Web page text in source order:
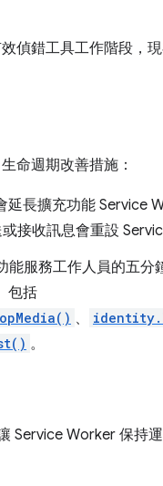
偵錯工具工作階段，
命週期改善措施：
延長擴充功能 Service
接收訊息會重設
能服務工作人員的五
包括
、
。
Service Worker 保持